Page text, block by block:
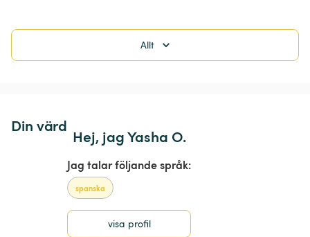
Allt
Din värd
Hej, jag Yasha O.
Jag talar följande språk:
spanska
visa profil